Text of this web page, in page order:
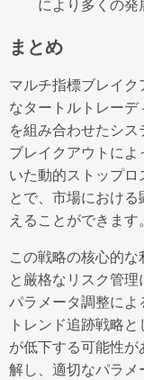
まとめ
マルチ指標ブレイ
なタートルトレー
を組み合わせたシ
ブレイクアウトに
いた動的ストップ
とで、市場におけ
えることができます。
この戦略の核心的
と厳格なリスク管理
パラメータ調整によ
トレンド追跡戦略
が低下する可能性
解し、適切なパラメ